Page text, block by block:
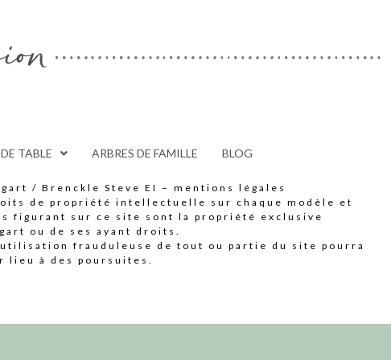
TABLE ARBRES DE FAMILLE BLOG
/ Brenckle Steve EI –mentions légales
de propriété intellectuelle sur chaque modèle et
figurant sur ce site sont la propriété exclusive
ou de ses ayant droits.
frauduleuse de tout ou partie du site pourra
lieu à des poursuites.